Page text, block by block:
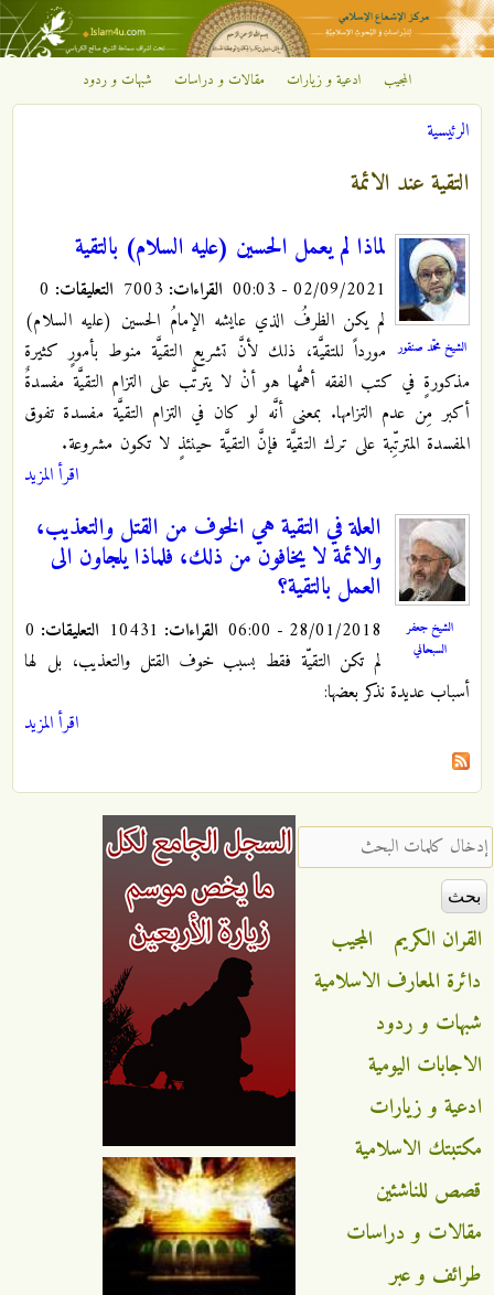
تجاوز إلى المحتوى الرئيسي
مركز
الإشعاع
الإسلامي
المجيب ادعية و زيارات مقالات و دراسات شبهات و ردود
أنت هنا
الرئيسية
التقية عند الائمة
الشيخ محمّد صنقور
لماذا لم يعمل الحسين (عليه السلام) بالتقية
02/09/2021 - 00:03 القراءات: التعليقات:
لم يكن الظرفُ الذي عايشه الإمامُ الحسين (عليه السلام)
مورداً للتقيَّة، ذلك لأنَّ تشريع التقيَّة منوط بأمورٍ كثيرة
مذكورةٍ في كتب الفقه أهمُّها هو أنْ لا يترتَّب على التزام التقيَّة مفسدةٌ
أكبر مِن عدم التزامها. بمعنى أنَّه لو كان في التزام التقيَّة مفسدة تفوق
المفسدة المترتِّبة على ترك التقيَّة فإنَّ التقيَّة حينئذٍ لا تكون مشروعة.
اقرأ المزيد
الشيخ جعفر
السبحاني
العلة في التقية هي الخوف من القتل والتعذيب،
والائمة لا يخافون من ذلك، فلماذا يلجاون الى
العمل بالتقية؟
28/01/2018 - 06:00 القراءات: التعليقات:
لم تكن التقيّة فقط بسبب خوف القتل والتعذيب، بل لها
أسباب عديدة نذكر بعضها:
اقرأ المزيد
‏إدخال كلمات البحث ‏
القران الكريم
المجيب
دائرة المعارف الاسلامية
شبهات و ردود
الاجابات اليومية
ادعية و زيارات
مكتبتك الاسلامية
قصص للناشئين
مقالات و دراسات
طرائف و عبر